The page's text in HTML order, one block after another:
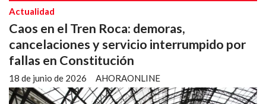
Caos en el Tren Roca: demoras,
cancelaciones y servicio interrumpido por
fallas en Constitución
AHORAONLINE
Actualidad
18 de junio de 2026